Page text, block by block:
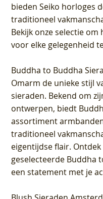
bieden Seiko horloges
traditioneel
Bekijk onze selectie
voor elke gelegenheid
Buddha to Buddha
Omarm de unieke stijl
sieraden. Bekend om
ontwerpen, biedt
assortiment
traditioneel
eigentijdse flair.
geselecteerde Buddha
een statement met je